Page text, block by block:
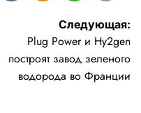
Следующая:
Plug Power и Hy2gen
построят завод зеленого
водорода во Франции